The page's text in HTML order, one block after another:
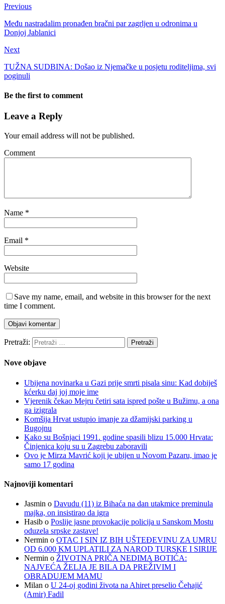
Previous
Među nastradalim pronađen bračni par zagrljen u odronima u
Donjoj Jablanici
Next
TUŽNA SUDBINA: Došao iz Njemačke u posjetu roditeljima, svi
poginuli
Be the first to comment
Leave a Reply
Your email address will not be published.
Comment
Name *
Email *
Website
Save my name, email, and website in this browser for the next
time I comment.
Pretraži:
Nove objave
Ubijena novinarka u Gazi prije smrti pisala sinu: Kad dobiješ
kćerku daj joj moje ime
Vjerenik čekao Mejru četiri sata ispred pošte u Bužimu, a ona
ga izigrala
Komšija Hrvat ustupio imanje za džamijski parking u
Bugojnu
Kako su Bošnjaci 1991. godine spasili blizu 15.000 Hrvata:
Činjenica koju su u Zagrebu zaboravili
Ovo je Mirza Mavrić koji je ubijen u Novom Pazaru, imao je
samo 17 godina
Najnoviji komentari
Jasmin o Davudu (11) iz Bihaća na dan utakmice preminula
majka, on insistirao da igra
Hasib o Poslije jasne provokacije policija u Sanskom Mostu
oduzela srpske zastave!
Nermin o OTAC I SIN IZ BIH UŠTEĐEVINU ZA UMRU
OD 6.000 KM UPLATILI ZA NAROD TURSKE I SIRIJE
Nermin o ŽIVOTNA PRIČA NEDIMA BOTIĆA:
NAJVEĆA ŽELJA JE BILA DA PREŽIVIM I
OBRADUJEM MAMU
Milan o U 24-oj godini života na Ahiret preselio Čehajić
(Amir) Fadil